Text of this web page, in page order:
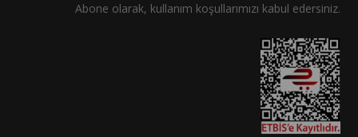
Abone olarak, kullanım koşullarımızı kabul edersiniz.